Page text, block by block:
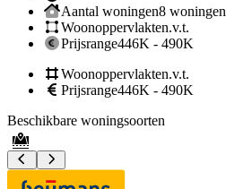
Aantal woningen8 woningen
Woonoppervlakten.v.t.
Prijsrange446K - 490K
Woonoppervlakten.v.t.
Prijsrange446K - 490K
Beschikbare woningsoorten